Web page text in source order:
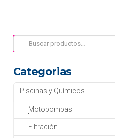
Buscar
por:
Categorias
Piscinas y Químicos
Motobombas
Filtración